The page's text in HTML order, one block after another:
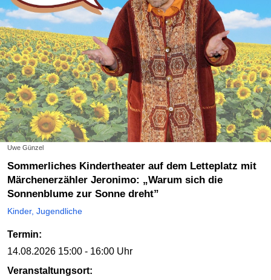
Uwe Günzel
Sommerliches Kindertheater auf dem Letteplatz mit
Märchenerzähler Jeronimo: „Warum sich die
Sonnenblume zur Sonne dreht”
Kinder, Jugendliche
Termin:
14.08.2026 15:00 - 16:00 Uhr
Veranstaltungsort: